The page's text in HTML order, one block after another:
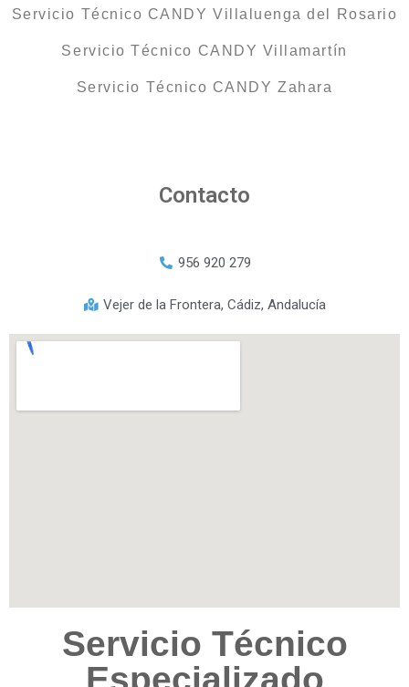
Servicio Técnico CANDY Villaluenga del Rosario
Servicio Técnico CANDY Villamartín
Servicio Técnico CANDY Zahara
Contacto
956 920 279
Vejer de la Frontera, Cádiz, Andalucía
Servicio Técnico